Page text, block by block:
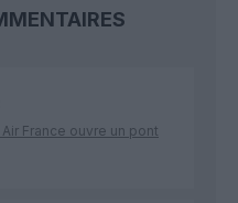
Air France ouvre un pont